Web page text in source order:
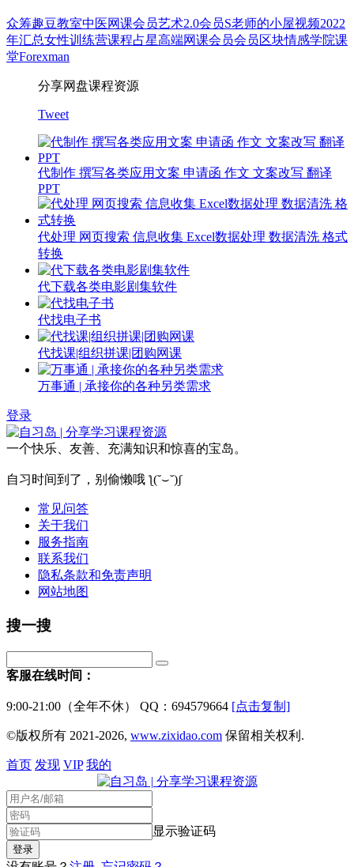
众筹趣豆教室中医网课会员艺术2.0会员S老师的小屋视频2022
年汇总女性训练营课程占星高端网课会员会员区块情感学院课
堂Forexman
分享网盘课程资源
Tweet
代制作 撰写各类应用文案 申请函 作文 文案改写 翻译
PPT
代处理 网页搜索 信息收集 Excel数据处理 数据清洗 格式
转换
代下载各类电影剧集软件
代找电子书
代找课|组织拼课|团购网课
万事通 | 承接你的各种另类需求
登录
一个快乐、友善、充满知识和惊喜的宝岛。
自习时间到了，别偷懒哦 ƪ(˘⌣˘)ʃ
常见问答
关于我们
服务指南
联系我们
隐私条款和免责声明
网站地图
搜一搜
客服在线时间：
9:00-21:00（全年不休） QQ：694579664 [点击复制]
©版权所有 2021-2026, www.zixidao.com 保留相关权利.
首页 发现 VIP 我的
显示验证码